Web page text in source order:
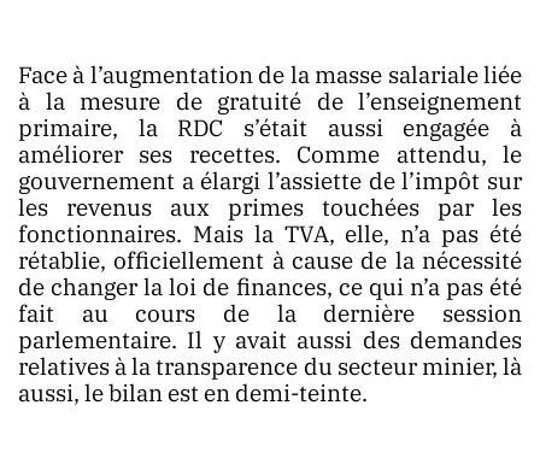
Face à l’augmentation de la masse salariale liée
à la mesure de gratuité de l’enseignement
primaire, la RDC s’était aussi engagée à
améliorer ses recettes. Comme attendu, le
gouvernement a élargi l’assiette de l’impôt sur
les revenus aux primes touchées par les
fonctionnaires. Mais la TVA, elle, n’a pas été
rétablie, officiellement à cause de la nécessité
de changer la loi de finances, ce qui n’a pas été
fait au cours de la dernière session
parlementaire. Il y avait aussi des demandes
relatives à la transparence du secteur minier, là
aussi, le bilan est en demi-teinte.